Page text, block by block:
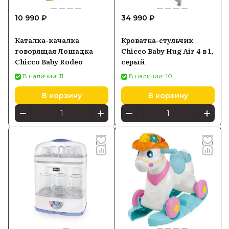
10 990 ₽
Каталка-качалка
говорящая Лошадка
Chicco Baby Rodeo
В наличии: 11
В корзину
34 990 ₽
Кроватка-стульчик
Chicco Baby Hug Air 4 в 1,
серый
В наличии: 10
В корзину